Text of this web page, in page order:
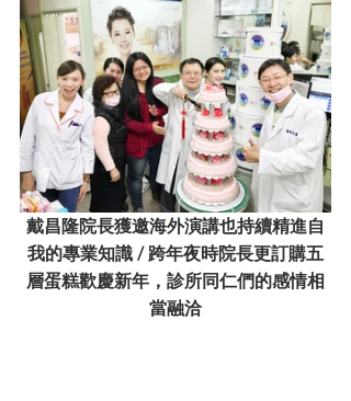
戴昌隆院長獲邀海外演講也持續精進自
我的專業知識 / 跨年夜時院長更訂購五
層蛋糕歡慶新年，診所同仁們的感情相
當融洽